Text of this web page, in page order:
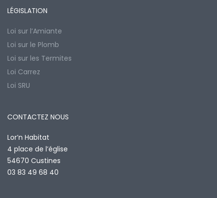
LÉGISLATION
Loi sur l’Amiante
Loi sur le Plomb
Loi sur les Termites
Loi Carrez
Loi SRU
CONTACTEZ NOUS
Lor’n Habitat
4 place de l’église
54670 Custines
03 83 49 68 40